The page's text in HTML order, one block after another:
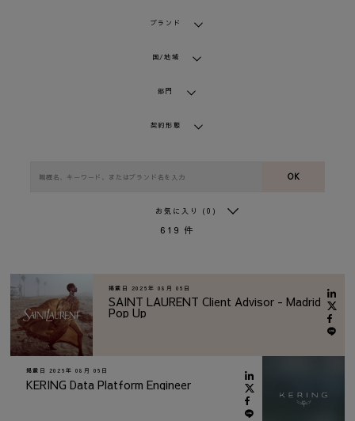
ブランド
国/地域
部門
契約形態
OK
お気に入り (0)
619 件
掲載日 2026年 08月 06日
SAINT LAURENT Client Advisor - Madrid
Pop Up
掲載日 2026年 08月 06日
KERING Data Platform Engineer